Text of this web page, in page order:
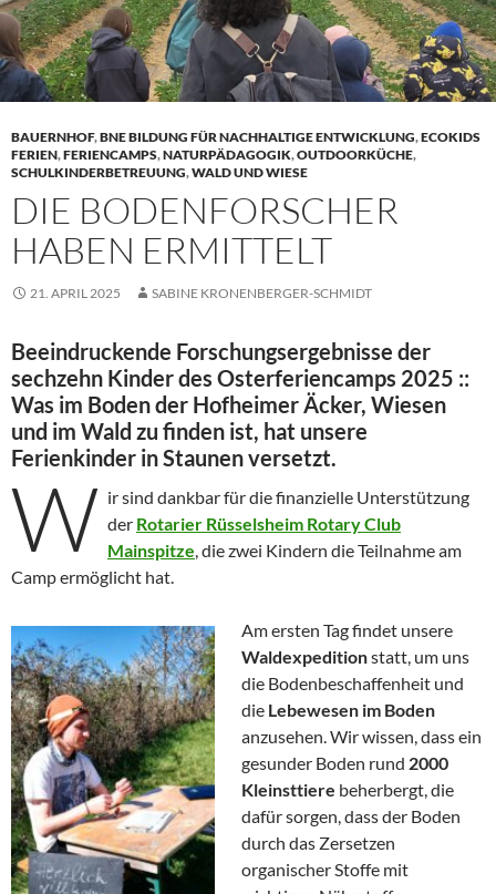
BAUERNHOF,BNE BILDUNG FÜR NACHHALTIGE ENTWICKLUNG,ECOKIDS
FERIEN,FERIENCAMPS,NATURPÄDAGOGIK,OUTDOORKÜCHE,
SCHULKINDERBETREUUNG,WALD UND WIESE
DIE BODENFORSCHER
HABEN ERMITTELT
21. APRIL 2025 SABINE KRONENBERGER-SCHMIDT
Beeindruckende Forschungsergebnisse der
sechzehn Kinder des Osterferiencamps 2025 ::
Was im Boden der Hofheimer Äcker, Wiesen
und im Wald zu finden ist, hat unsere
Ferienkinder in Staunen versetzt.
W ir sind dankbar für die finanzielle Unterstützung
der Rotarier Rüsselsheim Rotary Club
Mainspitze, die zwei Kindern die Teilnahme am
Camp ermöglicht hat.
Am ersten Tag findet unsere
Waldexpeditionstatt, um uns
die Bodenbeschaffenheit und
die Lebewesen im Boden
anzusehen. Wir wissen, dass ein
gesunder Boden rund 2000
Kleinsttiere beherbergt, die
dafür sorgen, dass der Boden
durch das Zersetzen
organischer Stoffe mit